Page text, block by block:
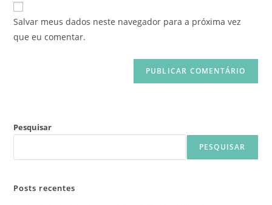
Salvar meus dados neste navegador para a próxima vez
que eu comentar.
Pesquisar
PESQUISAR
Posts recentes